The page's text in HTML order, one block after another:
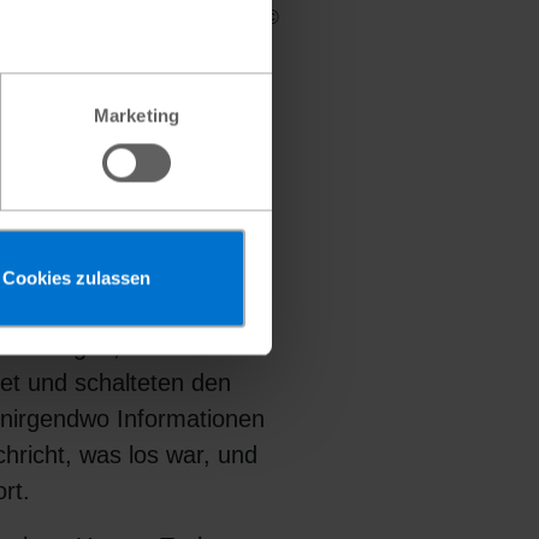
Marketing
Cookies zulassen
Post hat
notiert:
als wir von den ersten
und schalteten den
Informationen
was los war, und